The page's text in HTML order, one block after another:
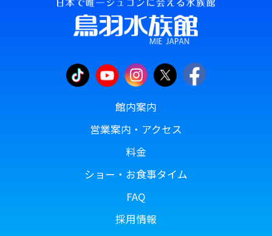
館内案内
営業案内・アクセス
料金
ショー・お食事タイム
FAQ
採用情報